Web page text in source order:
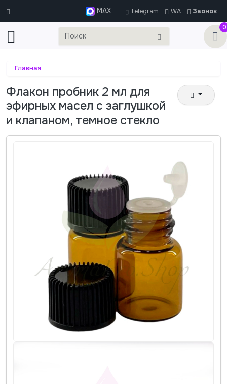
MAX Telegram WA
Звонок
0
Главная
Флакон пробник 2 мл для
эфирных масел с заглушкой
и клапаном, темное стекло